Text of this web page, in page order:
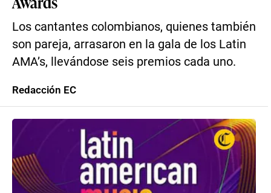
Los cantantes colombianos, quienes también
son pareja, arrasaron en la gala de los Latin
AMA’s, llevándose seis premios cada uno.
Redacción EC